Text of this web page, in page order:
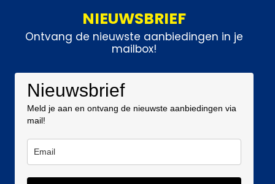
NIEUWSBRIEF
Ontvang de nieuwste aanbiedingen in je
mailbox!
Nieuwsbrief
Meld je aan en ontvang de nieuwste aanbiedingen via
mail!